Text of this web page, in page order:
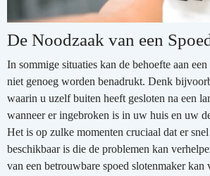
De Noodzaak van een
In sommige situaties kan de behoefte aan een
niet genoeg worden benadrukt. Denk
waarin u uzelf buiten heeft gesloten na een
wanneer er ingebroken is in uw huis en uw
Het is op zulke momenten cruciaal dat er
beschikbaar is die de problemen kan
van een betrouwbare spoed slotenmaker kan